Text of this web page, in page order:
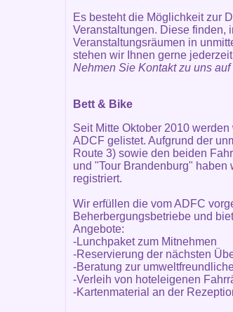
Es besteht die Möglichkeit zur
Veranstaltungen. Diese finden,
Veranstaltungsräumen in
stehen wir Ihnen gerne
Nehmen Sie Kontakt zu uns auf
Bett & Bike
Seit Mitte Oktober 2010
ADCF gelistet. Aufgrund der
Route 3) sowie den beiden
und "Tour Brandenburg"
registriert.
Wir erfüllen die vom ADFC
Beherbergungsbetriebe und
Angebote:
-Lunchpaket zum Mitnehmen
-Reservierung der nächsten
-Beratung zur
-Verleih von hoteleigenen
-Kartenmaterial an der